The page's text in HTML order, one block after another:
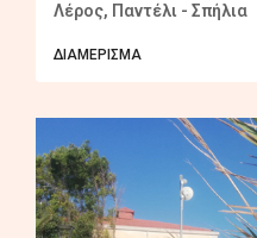
Λέρος, Παντέλι - Σπήλια
ΔΙΑΜΈΡΙΣΜΑ